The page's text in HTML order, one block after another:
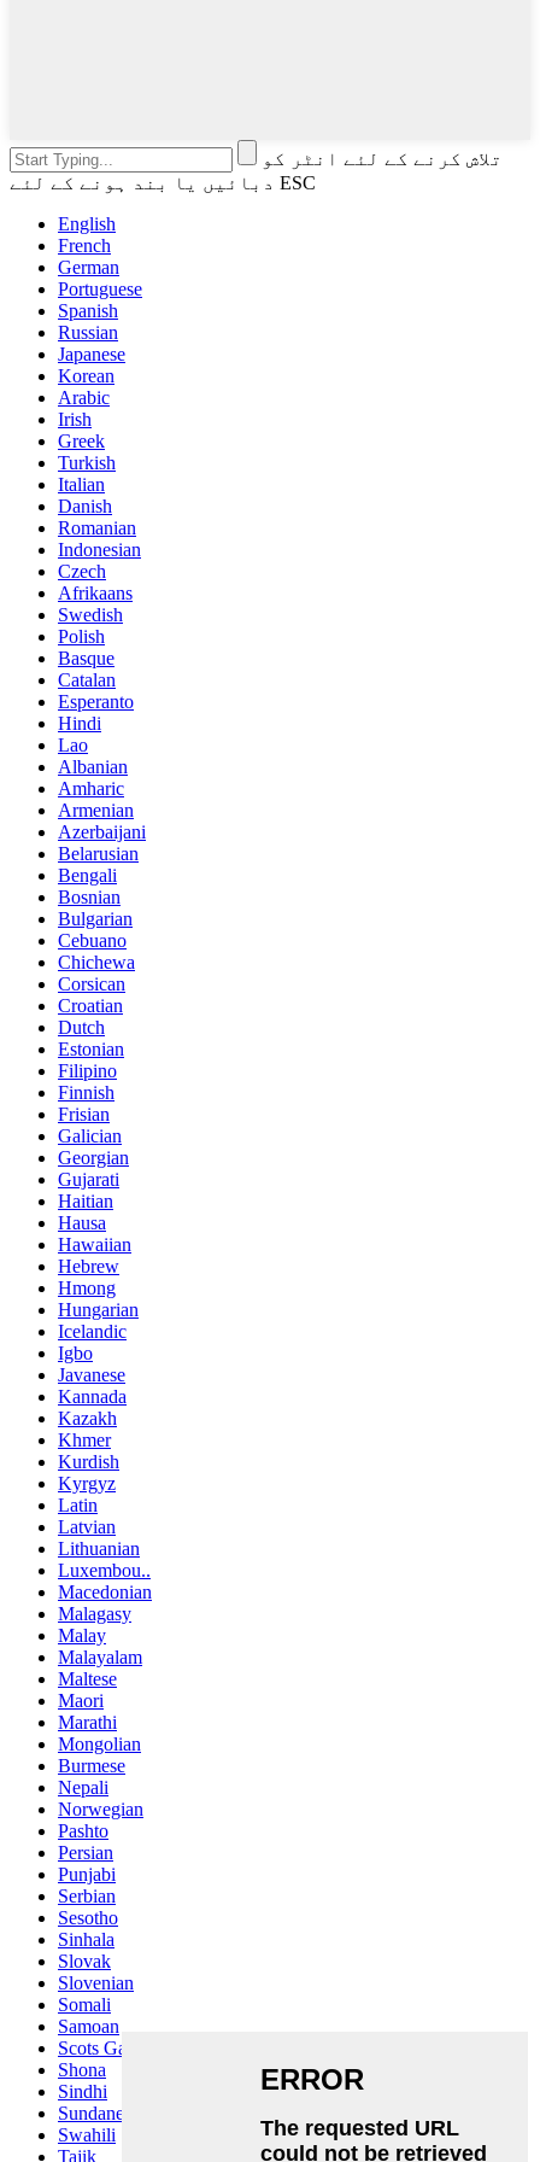
تلاش کرنے کے لئے انٹر کو
دبائیں یا بند ہونے کے لئے ESC
English
French
German
Portuguese
Spanish
Russian
Japanese
Korean
Arabic
Irish
Greek
Turkish
Italian
Danish
Romanian
Indonesian
Czech
Afrikaans
Swedish
Polish
Basque
Catalan
Esperanto
Hindi
Lao
Albanian
Amharic
Armenian
Azerbaijani
Belarusian
Bengali
Bosnian
Bulgarian
Cebuano
Chichewa
Corsican
Croatian
Dutch
Estonian
Filipino
Finnish
Frisian
Galician
Georgian
Gujarati
Haitian
Hausa
Hawaiian
Hebrew
Hmong
Hungarian
Icelandic
Igbo
Javanese
Kannada
Kazakh
Khmer
Kurdish
Kyrgyz
Latin
Latvian
Lithuanian
Luxembou..
Macedonian
Malagasy
Malay
Malayalam
Maltese
Maori
Marathi
Mongolian
Burmese
Nepali
Norwegian
Pashto
Persian
Punjabi
Serbian
Sesotho
Sinhala
Slovak
Slovenian
Somali
Samoan
Scots Gaelic
Shona
Sindhi
Sundanese
Swahili
Tajik